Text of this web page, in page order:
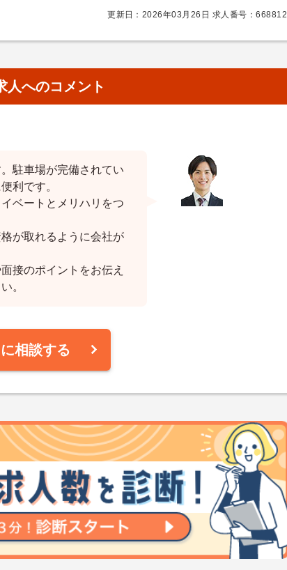
更新日：2026年03月26日 求人番号：668812
人へのコメント
駐車場が完備されてい
利です。
ベートとメリハリをつ
が取れるように会社が
接のポイントをお伝え
。
相談する